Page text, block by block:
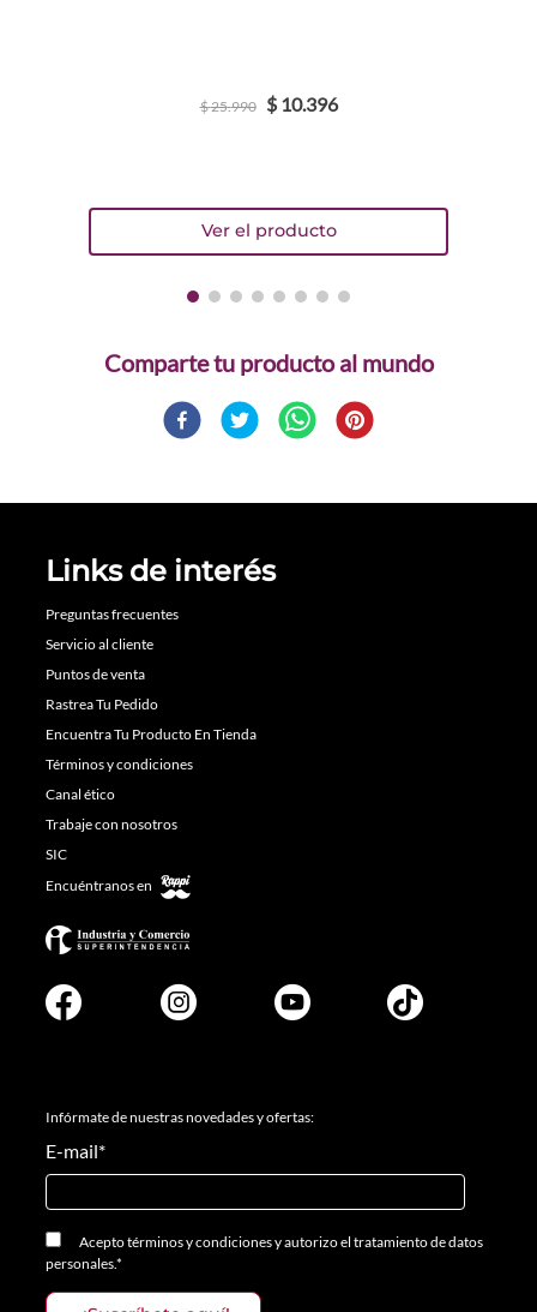
$25.990 $ 10.396
Comparte
Links de interés
Preguntas frecuentes
Servicio al cliente
Puntos de venta
Rastrea Tu Pedido
Encuentra Tu Producto En Tienda
Términos y condiciones
Canal ético
Trabaje con nosotros
SIC
Encuéntranos en
Infórmate de nuestras novedades y ofertas:
E-mail*
Aceptotérminos y condicionesyautorizo el tratamiento de datos
personales.*